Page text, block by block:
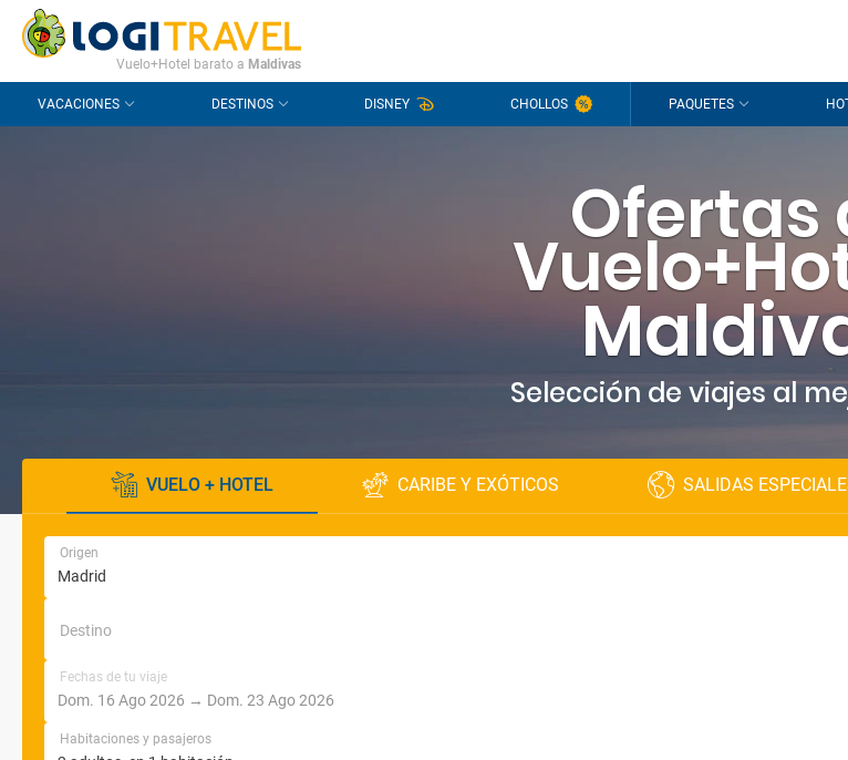
CONTACTO PREGUNTAS FRECUENTES
Vuelo+Hotel barato a Maldivas
VACACIONES DESTINOS DISNEY CHOLLOS PAQUETES
Ofertas
Selección de viajes al
VUELO + HOTEL CARIBE Y EXÓTICOS SALIDAS
Origen
Destino
Fechas de tu viaje
Habitaciones y pasajeros